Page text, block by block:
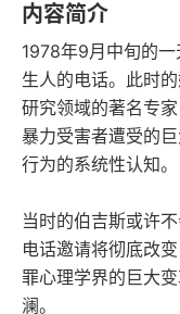
内容简介
1978年9月中旬的一
生人的电话。此时
研究领域的著名专
暴力受害者遭受的
行为的系统性认知。
当时的伯吉斯或许
电话邀请将彻底改
罪心理学界的巨大
澜。